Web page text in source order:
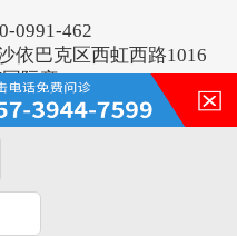
0991-462
依巴克区西虹西路1016
际旁」
军都皮肤病医院
号-2
能作为诊断及医疗依
遵医嘱。如有转载或引
请与我们联系。